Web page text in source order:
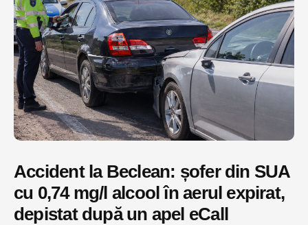
Accident la Beclean: șofer din SUA
cu 0,74 mg/l alcool în aerul expirat,
depistat după un apel eCall